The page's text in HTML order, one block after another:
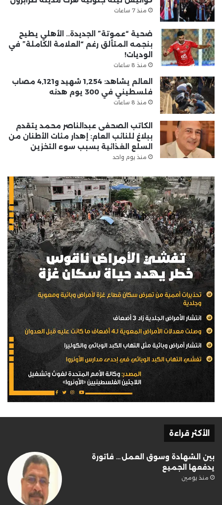
منذ 7 ساعات
ضحية “عموتة” الجديدة.. الأهلي يطيح
بنجمه المتألق رغم “العلامة الكاملة” في
الوديات!
منذ 8 ساعات
العالم يشاهد: 1,254 شهيد و4,121 مصاب
فلسطيني في 300 يوم هدنه
منذ 8 ساعات
الكاتب الصحفى عبدالناصر محمد يتقدم
ببلاغ للنائب العام: إهدار مئات الأطنان من
السلع الغذائية بسبب سوء التخزين
منذ يوم واحد
الأكثر قراءة
بين الشهادة وسوق العمل… فاتورة
يدفعها الجميع
منذ يومين